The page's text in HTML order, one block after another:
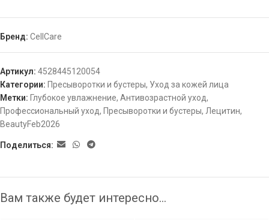
Бренд: CellCare
Артикул: 4528445120054
Категории: Пресыворотки и бустеры, Уход за кожей лица
Метки: Глубокое увлажнение, Антивозрастной уход,
Профессиональный уход, Пресыворотки и бустеры, Лецитин,
BeautyFeb2026
Поделиться:
Вам также будет интересно…